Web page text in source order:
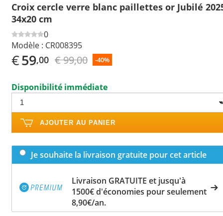
Croix cercle verre blanc paillettes or Jubilé
34x20 cm
0
Modèle : CR008395
€59,00 € 99,00 -40%
Disponibilité immédiate
AJOUTER AU PANIER
Je souhaite la livraison gratuite pour cet article
Livraison GRATUITE et jusqu'à
1500€ d'économies pour seulement
8,90€/an.